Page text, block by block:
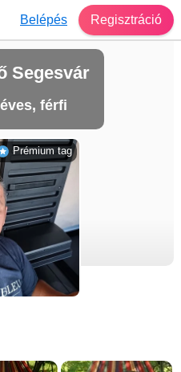
Belépés Regisztráció
Segesvár
férfi
Prémium tag